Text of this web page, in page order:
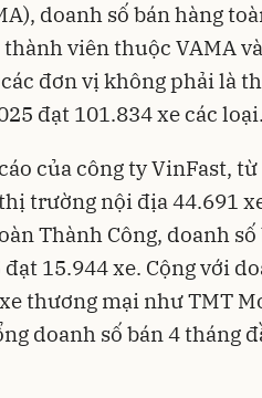
doanh số bán hàng
thành viên thuộc VAMA
đơn vị không phải là
đạt 101.834 xe các loại.
của công ty VinFast,
trường nội địa 44.691
Thành Công, doanh
15.944 xe. Cộng với
thương mại như TMT
doanh số bán 4 tháng